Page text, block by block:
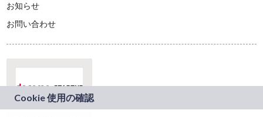
お知らせ
お問い合わせ